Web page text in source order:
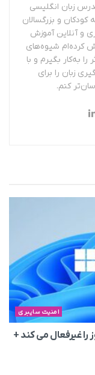
زبان انگلیسی
و بزرگسالان
و آنلاین آموزش
کرده‌ام شیوه‌های
به‌کار بگیرم و با
زبان را برای
کنم.
امنیت سایبری
را غیرفعال می‌ کند +